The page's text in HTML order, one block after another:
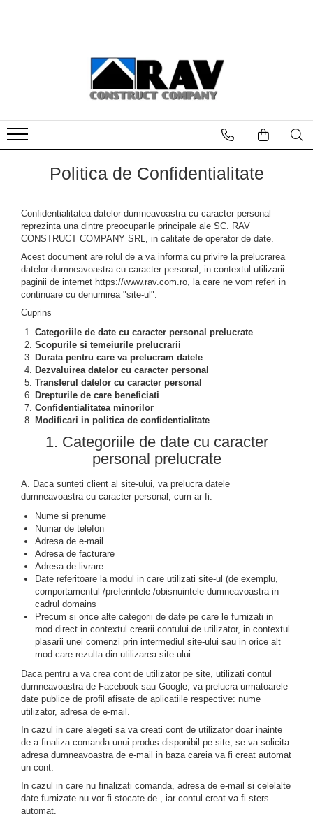
Ferestre VELUX Gama Basic
Ferestre VELUX Gama Standard
Ferestre VELUX Gama Confort
Ferestre VELUX Gama Confort Plus
Rame de etansare invelitori
Rulouri VELUX impotriva caldurii
Rulouri VELUX impotriva luminii
Plase VELUX impotriva insectelor
Sisteme de actionare electrica
Sisteme de actionare manuala
Accesorii pentru montaj
Kit-uri pentru intretinere
Geamuri VELUX 55X78
Geamuri VELUX 55X98
Geamuri VELUX 66X98
Geamuri VELUX 66X118
Geamuri VELUX 78X140
Politica de Confidentialitate
Confidentialitatea datelor dumneavoastra cu caracter personal
reprezinta una dintre preocuparile principale ale SC. RAV
CONSTRUCT COMPANY SRL, in calitate de operator de date.
Acest document are rolul de a va informa cu privire la prelucrarea
datelor dumneavoastra cu caracter personal, in contextul utilizarii
paginii de internet https://www.rav.com.ro, la care ne vom referi in
continuare cu denumirea "site-ul".
Cuprins
Categoriile de date cu caracter personal prelucrate
Scopurile si temeiurile prelucrarii
Durata pentru care va prelucram datele
Dezvaluirea datelor cu caracter personal
Transferul datelor cu caracter personal
Drepturile de care beneficiati
Confidentialitatea minorilor
Modificari in politica de confidentialitate
1. Categoriile de date cu caracter
personal prelucrate
A. Daca sunteti client al site-ului, va prelucra datele
dumneavoastra cu caracter personal, cum ar fi:
Nume si prenume
Numar de telefon
Adresa de e-mail
Adresa de facturare
Adresa de livrare
Date referitoare la modul in care utilizati site-ul (de exemplu,
comportamentul /preferintele /obisnuintele dumneavoastra in
cadrul domains
Precum si orice alte categorii de date pe care le furnizati in
mod direct in contextul crearii contului de utilizator, in contextul
plasarii unei comenzi prin intermediul site-ului sau in orice alt
mod care rezulta din utilizarea site-ului.
Daca pentru a va crea cont de utilizator pe site, utilizati contul
dumneavoastra de Facebook sau Google, va prelucra urmatoarele
date publice de profil afisate de aplicatiile respective: nume
utilizator, adresa de e-mail.
In cazul in care alegeti sa va creati cont de utilizator doar inainte
de a finaliza comanda unui produs disponibil pe site, se va solicita
adresa dumneavoastra de e-mail in baza careia va fi creat automat
un cont.
In cazul in care nu finalizati comanda, adresa de e-mail si celelalte
date furnizate nu vor fi stocate de , iar contul creat va fi sters
automat.